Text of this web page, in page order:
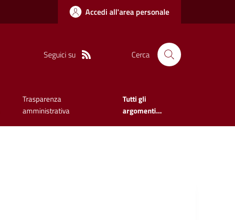
Accedi all'area personale
Seguici su Cerca
Trasparenza
amministrativa
Tutti gli
argomenti...